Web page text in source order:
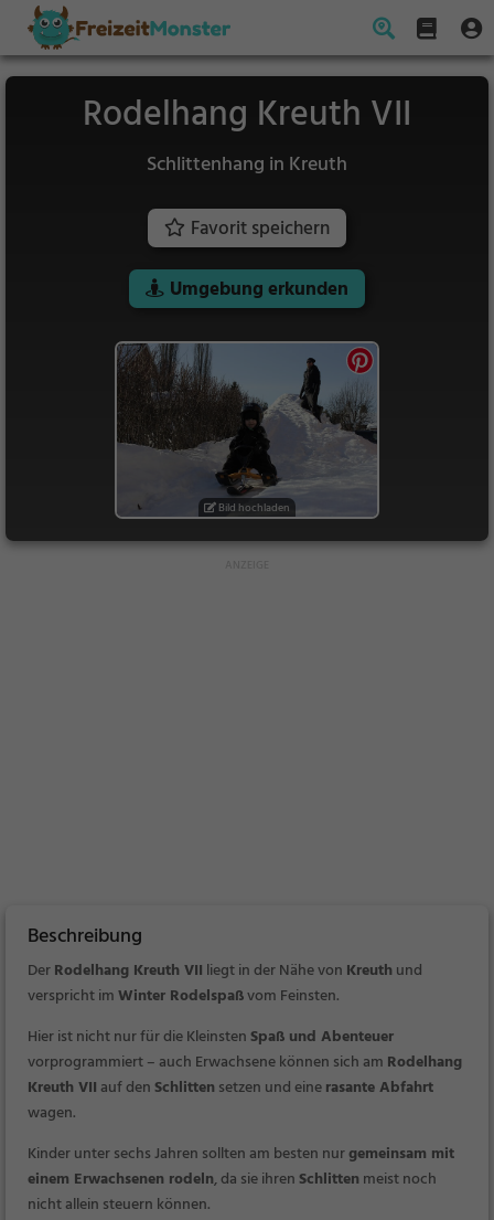
Rodelhang Kreuth VII
Schlittenhang in Kreuth
Favorit speichern
Umgebung erkunden
Bild hochladen
Beschreibung
DerRodelhang Kreuth VII liegt in der Nähe von Kreuth und
verspricht imWinter Rodelspaßvom Feinsten.
Hier ist nicht nur für die KleinstenSpaß und Abenteuer
vorprogrammiert – auch Erwachsene können sich am Rodelhang
Kreuth VII auf denSchlitten setzen und einerasante Abfahrt
wagen.
Kinder unter sechs Jahren sollten am besten nurgemeinsam mit
einem Erwachsenen rodeln, da sie ihrenSchlitten meist noch
nicht allein steuern können.